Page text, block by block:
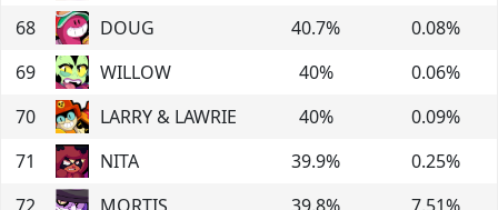
68
DOUG 40.7% 0.08%
69
WILLOW 40% 0.06%
70
LARRY & LAWRIE 40% 0.09%
71
NITA 39.9% 0.25%
72
MORTIS 39.8% 7.51%